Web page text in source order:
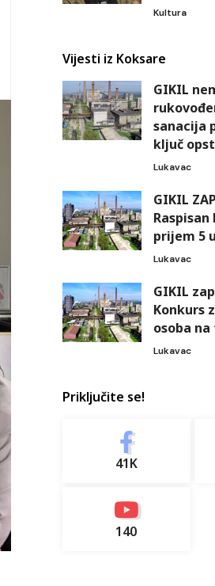
Kultura
Vijesti iz Koksare
GIKIL
sanacija
ključ
Lukavac
GIKIL
prijem 5
Lukavac
GIKIL
Konkurs
osoba
Lukavac
Priključite se!
41K
140